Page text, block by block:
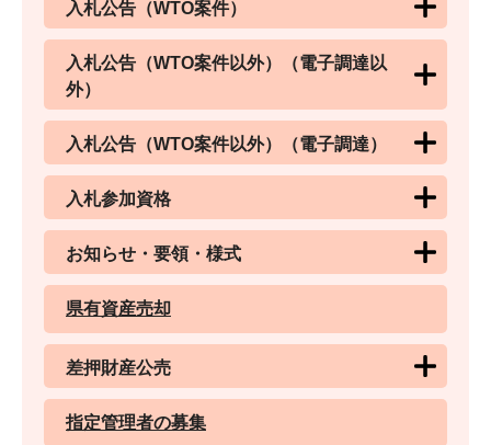
入札公告（WTO案件）
入札公告（WTO案件以外）（電子調達以
外）
入札公告（WTO案件以外）（電子調達）
入札参加資格
お知らせ・要領・様式
県有資産売却
差押財産公売
指定管理者の募集